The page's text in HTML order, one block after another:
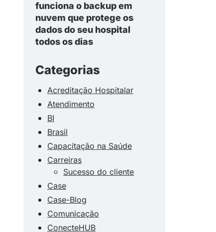
funciona o backup em
nuvem que protege os
dados do seu hospital
todos os dias
Categorias
Acreditação Hospitalar
Atendimento
BI
Brasil
Capacitação na Saúde
Carreiras
Sucesso do cliente
Case
Case-Blog
Comunicação
ConecteHUB